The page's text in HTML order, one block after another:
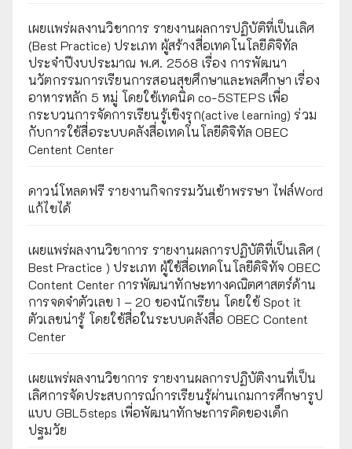
เผยเเพร่ผลงานวิชาการ รายงานผลการปฏิบัติที่เป็นเลิศ
(Best Practice) ประเภท ผู้สร้างสื่อเทคโนโลยีดิจิทัล
ประจำปีงบประมาณ พ.ศ. 2568 เรื่อง การพัฒนา
นวัตกรรมการเรียนการสอนสุขศึกษาและพลศึกษา เรื่อง
อาหารหลัก 5 หมู่ โดยใช้เทคนิค co-5STEPS เพื่อ
กระบวนการจัดการเรียนรู้เชิงรุก(active learning) ร่วม
กับการใช้สื่อระบบคลังสื่อเทคโนโลยีดิจิทัล OBEC
Centent Center
ดาวน์โหลดฟรี รายงานกิจกรรมวันเข้าพรรษา ไฟล์Word
แก้ไขได้
เผยแพร่ผลงานวิชาการ รายงานผลการปฏิบัติที่เป็นเลิศ (
Best Practice ) ประเภท ผู้ใช้สื่อเทคโนโลยีดิจิทัจ OBEC
Content Center การพัฒนาทักษะทางคณิตศาสตร์ด้าน
การจดจำตัวเลข 1 – 20 ของนักเรียน โดยใช้ Spot it
ตัวเลขน่ารู้ โดยใช้สื่อในระบบคลังสื่อ OBEC Content
Center
เผยแพร่ผลงานวิชาการ รายงานผลการปฏิบัติงานที่เป็น
เลิศการจัดประสบการณ์การเรียนรู้ผ่านเกมการศึกษารูป
แบบ GBL5steps เพื่อพัฒนาทักษะการคิดของเด็ก
ปฐมวัย